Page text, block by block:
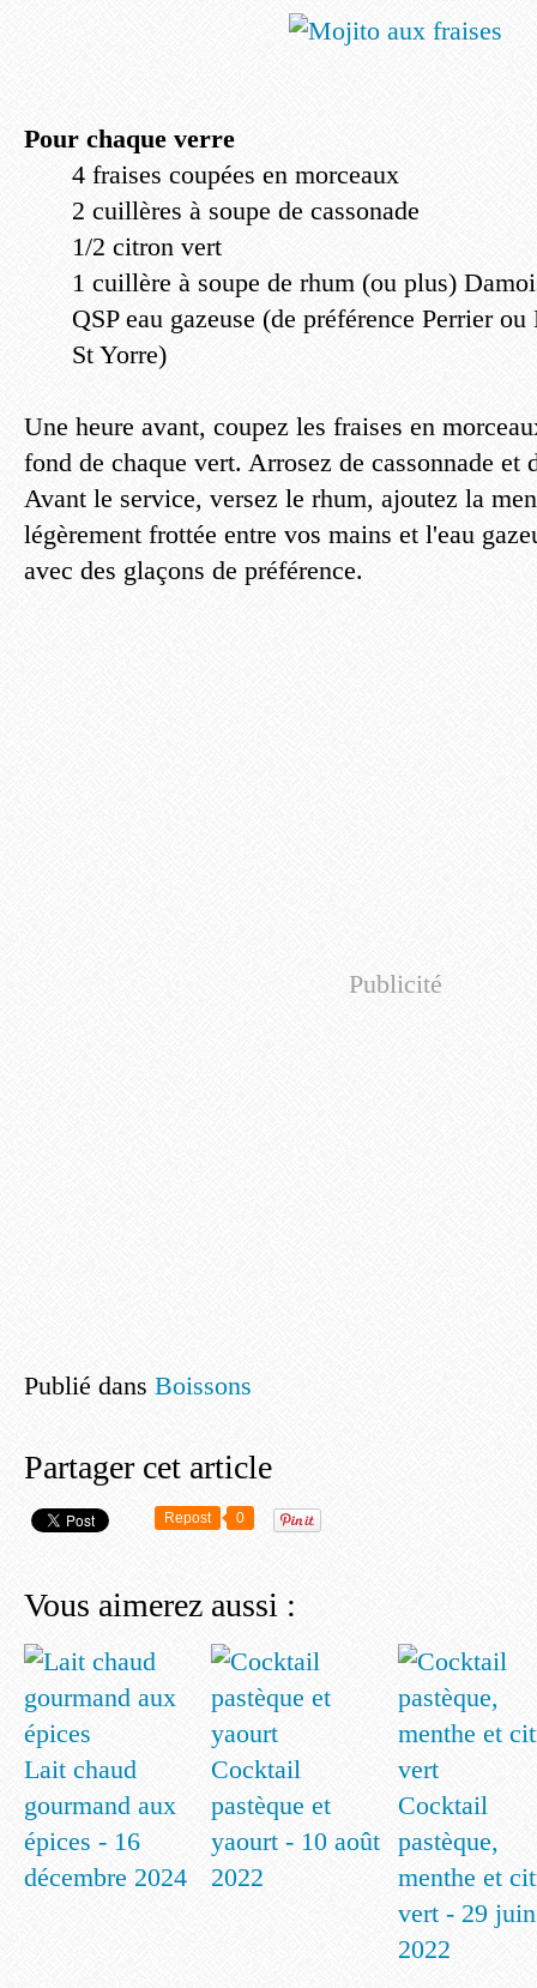
Pour chaque verre
4 fraises coupées en morceaux
2 cuillères à soupe de cassonade
1/2 citron vert
1 cuillère à soupe de rhum (ou plus)
QSP eau gazeuse (de préférence Perrier
St Yorre)
Une heure avant, coupez les fraises en
fond de chaque vert. Arrosez de cassonnade et
Avant le service, versez le rhum, ajoutez la
légèrement frottée entre vos mains et l'eau
avec des glaçons de préférence.
Publicité
Publié dans Boissons
Partager cet article
Repost 0
Vous aimerez aussi :
Lait chaud
gourmand aux
épices - 16
décembre 2024
Cocktail
pastèque et
yaourt - 10 août
2022
Cocktail
pastèque,
menthe et
vert - 29 juin
2022